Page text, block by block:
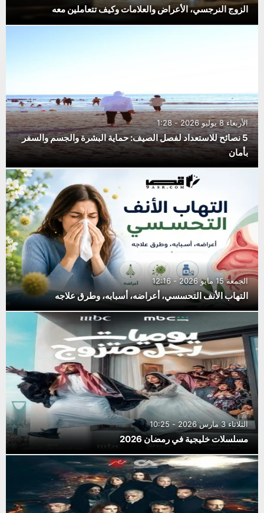
الزوج النرجسي، الأعراض والعلامات وكيف تتعاملين معه
الأربعاء 8 يوليو 2026 - 1:28
5 نصائح للاستعداد لفصل الصيف: حماية البشرة والجسم والسفر
بأمان
الجمعة 15 مايو 2026 - 12:16
التهاب الأنف التحسسي، أعراضه، أسبابه، وطرق علاجه
الثلاثاء 3 مارس 2026 - 10:25
مسلسلات خليجية في رمضان 2026